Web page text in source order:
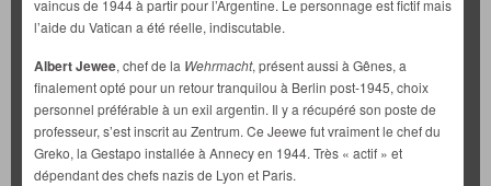
vaincus de 1944 à partir pour l’Argentine. Le personnage est fictif mais
l’aide du Vatican a été réelle, indiscutable.
Albert Jewee, chef de la Wehrmacht, présent aussi à Gênes, a
finalement opté pour un retour tranquilou à Berlin post-1945, choix
personnel préférable à un exil argentin. Il y a récupéré son poste de
professeur, s’est inscrit au Zentrum. Ce Jeewe fut vraiment le chef du
Greko, la Gestapo installée à Annecy en 1944. Très « actif » et
dépendant des chefs nazis de Lyon et Paris.